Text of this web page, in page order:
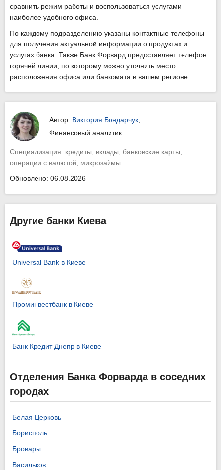
сравнить режим работы и воспользоваться услугами
наиболее удобного офиса.
По каждому подразделению указаны контактные телефоны
для получения актуальной информации о продуктах и
услугах банка. Также Банк Форвард предоставляет телефон
горячей линии, по которому можно уточнить место
расположения офиса или банкомата в вашем регионе.
Автор: Виктория Бондарчук
Финансовый аналитик.
Специализация: кредиты, вклады, банковские карты,
операции с валютой, микрозаймы
Обновлено: 06.08.2026
Другие банки Киева
Universal Bank в Киеве
Проминвестбанк в Киеве
Банк Кредит Днепр в Киеве
Отделения Банка Форварда в соседних
городах
Белая Церковь
Борисполь
Бровары
Васильков